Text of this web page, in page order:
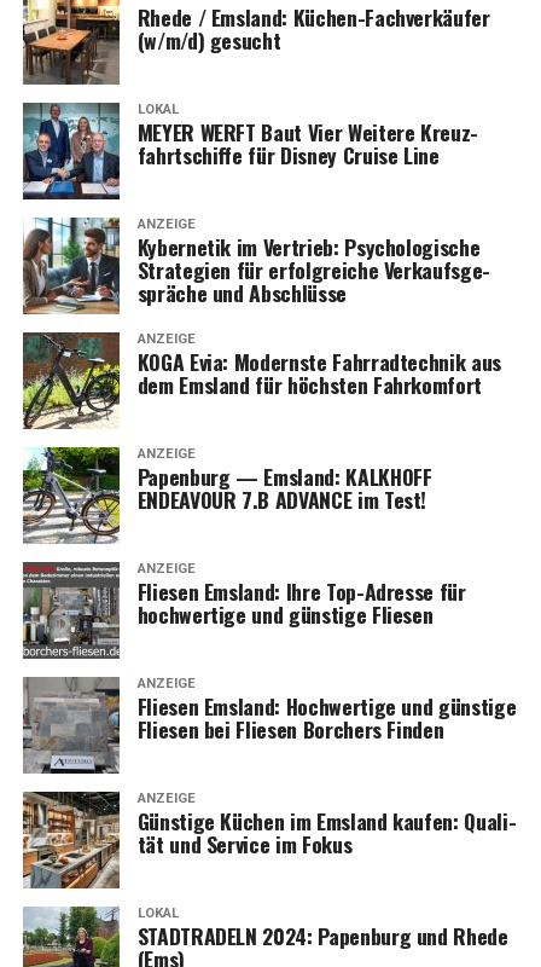
Rhe­de / Ems­land: Küchen-Fach­ver­käu­fer
(w/m/d) gesucht
LOKAL
MEYER WERFT Baut Vier Wei­te­re Kreuz­
fahrt­schif­fe für Dis­ney Crui­se Line
ANZEIGE
Kyber­ne­tik im Ver­trieb: Psy­cho­lo­gi­sche
Stra­te­gien für erfolg­rei­che Ver­kaufs­ge­
sprä­che und Abschlüsse
ANZEIGE
KOGA Evia: Moderns­te Fahr­rad­tech­nik aus
dem Ems­land für höchs­ten Fahrkomfort
ANZEIGE
Papen­burg — Ems­land: KALKHOFF
ENDEAVOUR 7.B ADVANCE im Test!
ANZEIGE
Flie­sen Ems­land: Ihre Top-Adres­se für
hoch­wer­ti­ge und güns­ti­ge Fliesen
ANZEIGE
Flie­sen Ems­land: Hoch­wer­ti­ge und güns­ti­ge
Flie­sen bei Flie­sen Bor­chers Finden
ANZEIGE
Güns­ti­ge Küchen im Ems­land kau­fen: Qua­li­
tät und Ser­vice im Fokus
LOKAL
STADTRADELN 2024: Papen­burg und Rhe­de
(Ems)